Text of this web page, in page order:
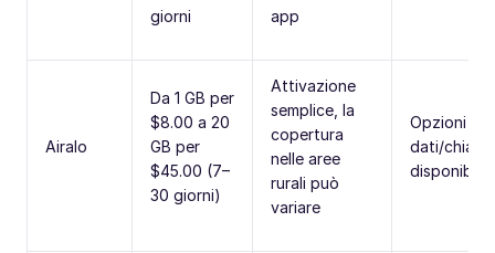
giorni
app
Airalo
Da 1 GB per
$8.00 a 20
GB per
$45.00 (7–
30 giorni)
Attivazione
semplice, la
copertura
nelle aree
rurali può
variare
Opzioni
dati/
disponibili